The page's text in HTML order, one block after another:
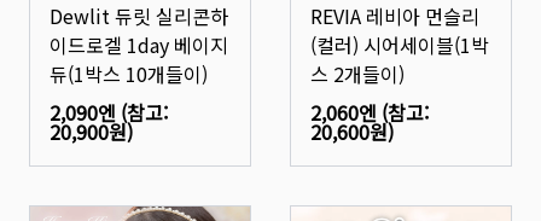
Dewlit 듀릿 실리콘하
이드로겔 1day 베이지
듀(1박스 10개들이)
2,090엔 (참고:
20,900원)
REVIA 레비아 먼슬리
(컬러) 시어세이블(1박
스 2개들이)
2,060엔 (참고:
20,600원)